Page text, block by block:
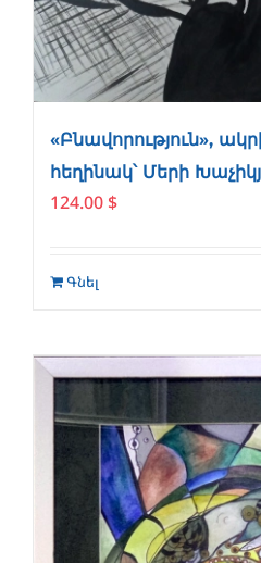
«Բնավորություն»,
հեղինակ՝ Մերի
124.00 $
Գնել